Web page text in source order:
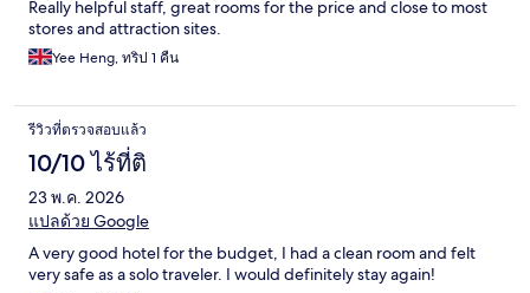
Really helpful staff, great rooms for the price and close to most
stores and attraction sites.
Yee Heng, ทริป 1 คืน
รีวิวที่ตรวจสอบแล้ว
10/10 ไร้ที่ติ
23 พ.ค. 2026
แปลด้วย Google
A very good hotel for the budget, I had a clean room and felt
very safe as a solo traveler. I would definitely stay again!